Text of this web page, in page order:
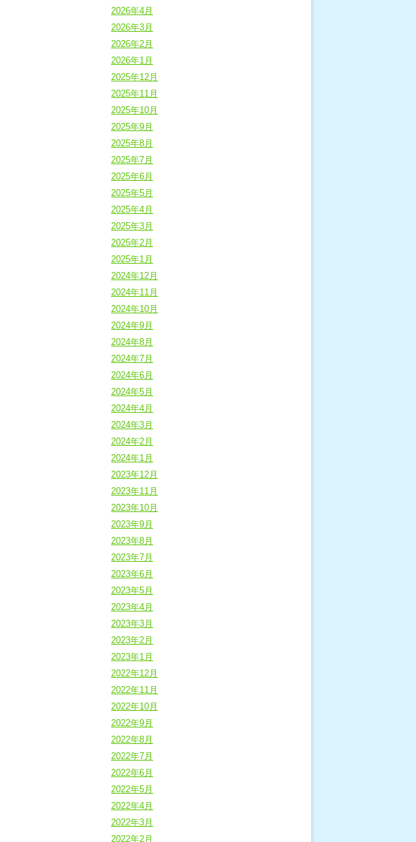
2026年4月
2026年3月
2026年2月
2026年1月
2025年12月
2025年11月
2025年10月
2025年9月
2025年8月
2025年7月
2025年6月
2025年5月
2025年4月
2025年3月
2025年2月
2025年1月
2024年12月
2024年11月
2024年10月
2024年9月
2024年8月
2024年7月
2024年6月
2024年5月
2024年4月
2024年3月
2024年2月
2024年1月
2023年12月
2023年11月
2023年10月
2023年9月
2023年8月
2023年7月
2023年6月
2023年5月
2023年4月
2023年3月
2023年2月
2023年1月
2022年12月
2022年11月
2022年10月
2022年9月
2022年8月
2022年7月
2022年6月
2022年5月
2022年4月
2022年3月
2022年2月